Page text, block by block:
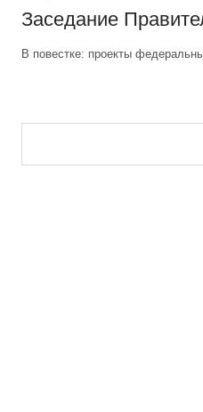
Заседание
В повестке: проекты